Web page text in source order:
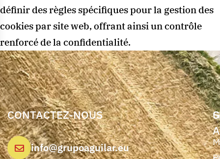
définir des règles spécifiques pour la gestion des
cookies par site web, offrant ainsi un contrôle
renforcé de la confidentialité.
CONTACTEZ-NOUS
info@grupoaguilar.eu